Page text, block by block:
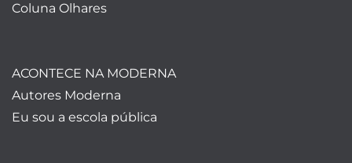
Coluna Olhares
ACONTECE NA MODERNA
Autores Moderna
Eu sou a escola pública